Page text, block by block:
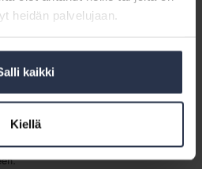
heidän palvelujaan.
kaikki
Kiellä
tarpeellisen tiedon hallituksen
että hallitus pääsee helposti
tapoja viestiä. Tiedottaa monipuolisesti
huomioiden kunkin asunto-osakeyhtiön
kanssa viestinnän pelisäännöt ja
osakkaille ja asukkaille sekä